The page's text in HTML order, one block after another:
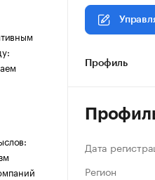
Профиль
Дата
Регион